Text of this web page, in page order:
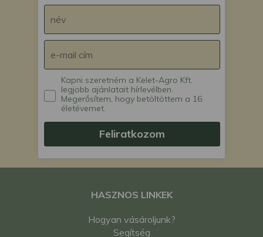
Kapni szeretném a Kelet-Agro Kft.
legjobb ajánlatait hírlevélben.
Megerősítem, hogy betöltöttem a 16.
életévemet.
Feliratkozom
HASZNOS LINKEK
Hogyan vásároljunk?
Segítség